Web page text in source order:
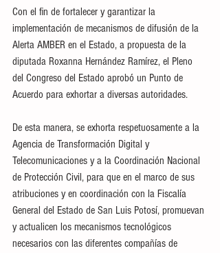
Con el fin de fortalecer y garantizar la
implementación de mecanismos de difusión de la
Alerta AMBER en el Estado, a propuesta de la
diputada Roxanna Hernández Ramírez, el Pleno
del Congreso del Estado aprobó un Punto de
Acuerdo para exhortar a diversas autoridades.
De esta manera, se exhorta respetuosamente a la
Agencia de Transformación Digital y
Telecomunicaciones y a la Coordinación Nacional
de Protección Civil, para que en el marco de sus
atribuciones y en coordinación con la Fiscalía
General del Estado de San Luis Potosí, promuevan
y actualicen los mecanismos tecnológicos
necesarios con las diferentes compañías de